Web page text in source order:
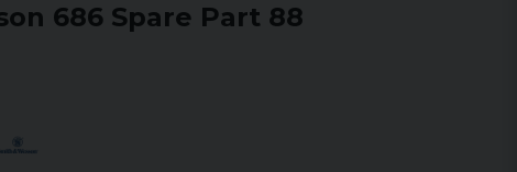
686 Spare Part 88